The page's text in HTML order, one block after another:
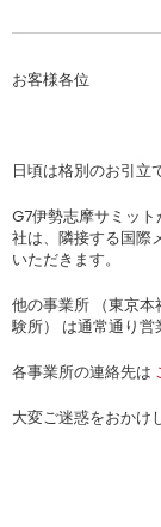
お客様各位
日頃は格別のお引立
G7伊勢志摩サミッ
社は、隣接する国際
いただきます。
他の事業所 （東京
験所） は通常通り営
各事業所の連絡先は
大変ご迷惑をおかけ